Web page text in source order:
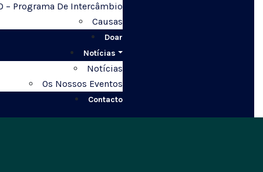
– Programa De Intercâmbio
Causas
Doar
Notícias
Notícias
Os Nossos Eventos
Contacto